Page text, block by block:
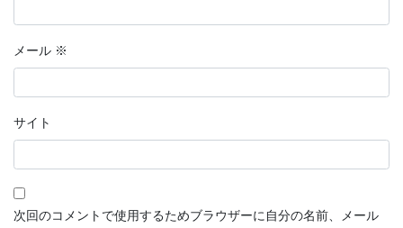
メール ※
サイト
次回のコメントで使用するためブラウザーに自分の名前、メール